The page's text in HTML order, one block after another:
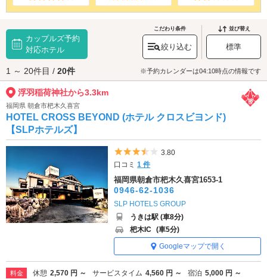
カップルズ予約
対応ホテル
こだわり条件
絞り込む
並び替え
標準
1 ～ 20件目 / 20件 ※予約カレンダーは04:10時点の情報です
浮羽稲荷神社から3.3km
福岡県 朝倉市杷木久喜宮
HOTEL CROSS BEYOND (ホテル クロスビヨンド)
【SLPホテルズ】
5つ星のうち3.5
3.80
口コミ1 件
福岡県朝倉市杷木久喜宮1653-1
0946-62-1036
SLP HOTELS GROUP
うきは駅 (車8分)
杷木IC (車5分)
Googleマップで開く
料金 休憩 2,570 円 ～ サービスタイム 4,560 円 ～ 宿泊 5,000 円 ～